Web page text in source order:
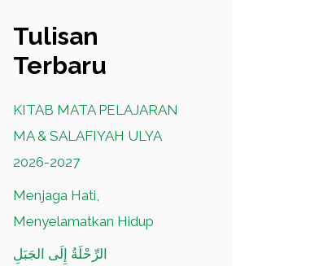
Tulisan
Terbaru
KITAB MATA PELAJARAN
MA & SALAFIYAH ULYA
2026-2027
Menjaga Hati,
Menyelamatkan Hidup
الرِّحْلَةُ إِلَى الجَبَلِ